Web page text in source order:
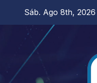
contenido
Sáb. Ago 8th, 2026